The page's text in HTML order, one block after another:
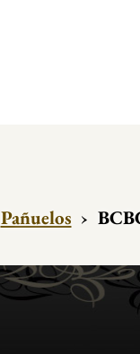
Pañuelos ›